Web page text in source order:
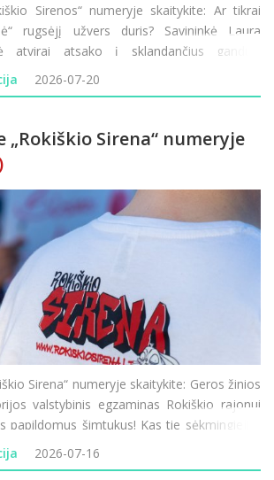
Sirenos“ numeryje skaitykite: Ar tikrai
rugsėjį užvers duris? Savininkė Laura
atvirai atsako į sklandančius gandus.
vėl vykdomi visą parą trunkantys
2026-07-20
„Rokiškio Sirena“ numeryje
Sirena“ numeryje skaitykite: Geros žinios
valstybinis egzaminas Rokiškio rajonui
papildomus šimtukus! Kas tie sėkmingieji ir
mūsų krašto moksleiviams? Mados
2026-07-16